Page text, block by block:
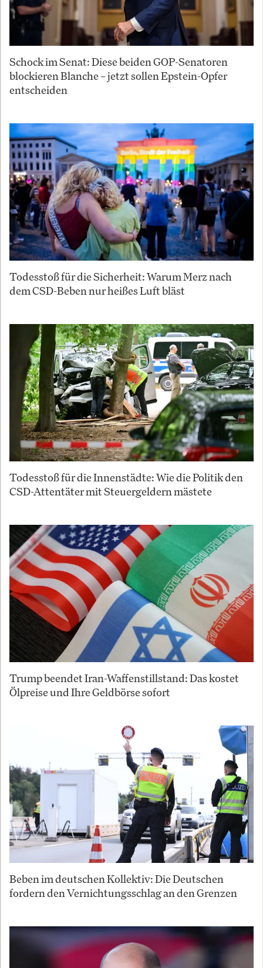
Schock im Senat: Diese beiden GOP-Senatoren
blockieren Blanche – jetzt sollen Epstein-Opfer
entscheiden
Todesstoß für die Sicherheit: Warum Merz nach
dem CSD-Beben nur heißes Luft bläst
Todesstoß für die Innenstädte: Wie die Politik den
CSD-Attentäter mit Steuergeldern mästete
Trump beendet Iran-Waffenstillstand: Das kostet
Ölpreise und Ihre Geldbörse sofort
Beben im deutschen Kollektiv: Die Deutschen
fordern den Vernichtungsschlag an den Grenzen